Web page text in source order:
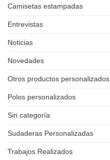
Camisetas estampadas
Entrevistas
Noticias
Novedades
Otros productos personalizados
Polos personalizados
Sin categoría
Sudaderas Personalizadas
Trabajos Realizados